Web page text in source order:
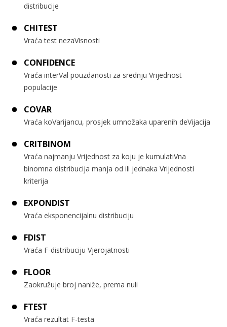
distribucije
CHITEST
Vraća test nezaVisnosti
CONFIDENCE
Vraća interVal pouzdanosti za srednju Vrijednost
populacije
COVAR
Vraća koVarijancu, prosjek umnožaka uparenih deVijacija
CRITBINOM
Vraća najmanju Vrijednost za koju je kumulatiVna
binomna distribucija manja od ili jednaka Vrijednosti
kriterija
EXPONDIST
Vraća eksponencijalnu distribuciju
FDIST
Vraća F-distribuciju Vjerojatnosti
FLOOR
Zaokružuje broj naniže, prema nuli
FTEST
Vraća rezultat F-testa